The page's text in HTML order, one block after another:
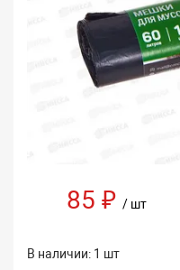
85 ₽ / шт
В наличии: 1 шт